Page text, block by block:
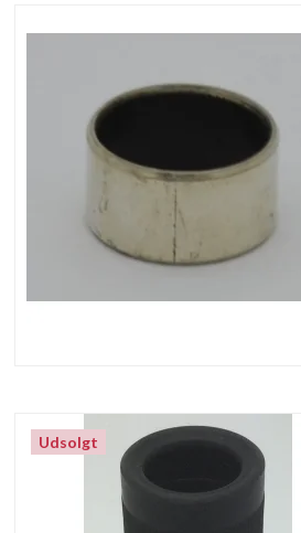
Udsolgt